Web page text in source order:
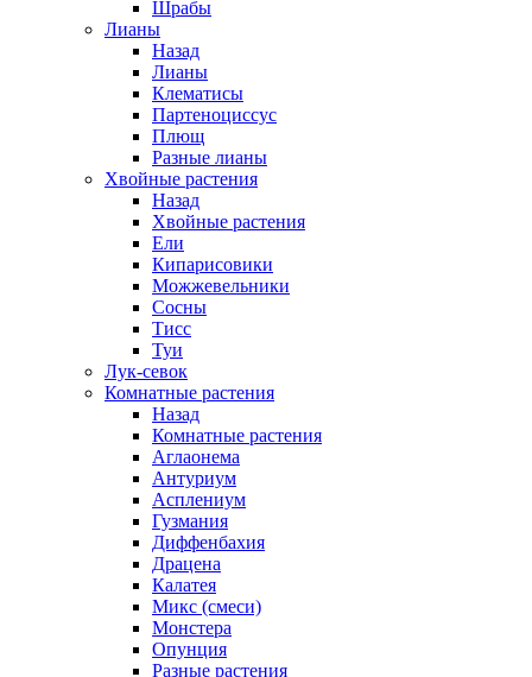
Шрабы
Лианы
Назад
Лианы
Клематисы
Партеноциссус
Плющ
Разные лианы
Хвойные растения
Назад
Хвойные растения
Ели
Кипарисовики
Можжевельники
Сосны
Тисс
Туи
Лук-севок
Комнатные растения
Назад
Комнатные растения
Аглаонема
Антуриум
Асплениум
Гузмания
Диффенбахия
Драцена
Калатея
Микс (смеси)
Монстера
Опунция
Разные растения